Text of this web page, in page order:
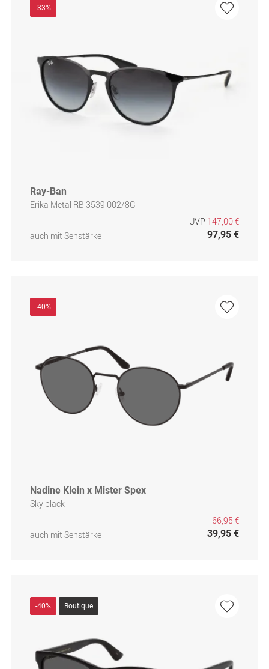
-33%
Ray-Ban
Erika Metal RB 3539 002/8G
auch mit Sehstärke
UVP 147,00 €
97,95 €
-40%
Nadine Klein x Mister Spex
Sky black
auch mit Sehstärke
66,95 €
39,95 €
-40% Boutique